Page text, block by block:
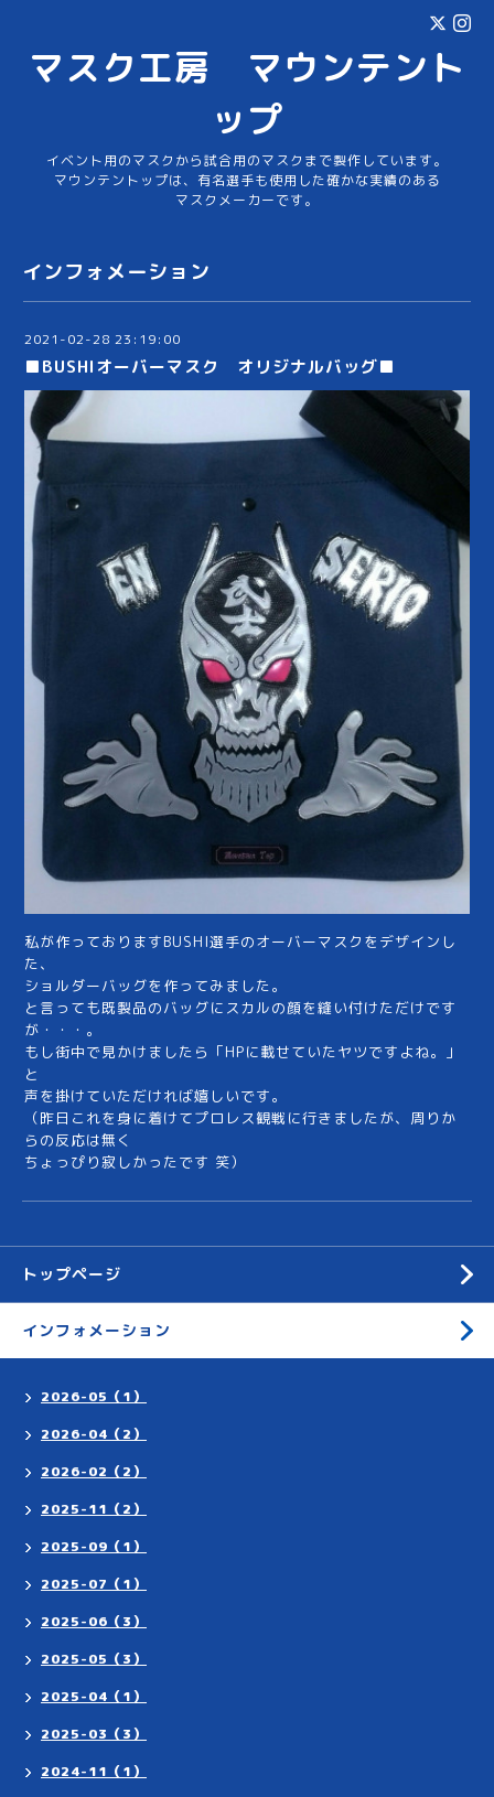
マスク工房 マウンテント
ップ
イベント用のマスクから試合用のマスクまで製作しています。
マウンテントップは、有名選手も使用した確かな実績のある
マスクメーカーです。
インフォメーション
2021-02-28 23:19:00
■BUSHIオーバーマスク オリジナルバッグ■
私が作っておりますBUSHI選手のオーバーマスクをデザインし
た、
ショルダーバッグを作ってみました。
と言っても既製品のバッグにスカルの顔を縫い付けただけです
が・・・。
もし街中で見かけましたら「HPに載せていたヤツですよね。」
と
声を掛けていただければ嬉しいです。
（昨日これを身に着けてプロレス観戦に行きましたが、周りか
らの反応は無く
ちょっぴり寂しかったです 笑）
トップページ
インフォメーション
2026-05（1）
2026-04（2）
2026-02（2）
2025-11（2）
2025-09（1）
2025-07（1）
2025-06（3）
2025-05（3）
2025-04（1）
2025-03（3）
2024-11（1）